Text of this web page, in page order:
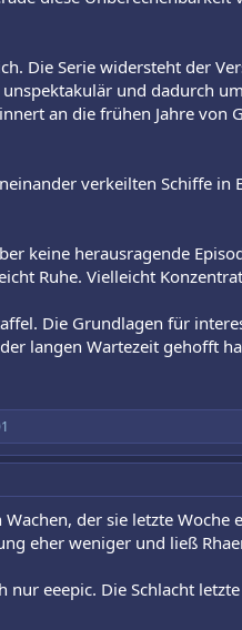
Die Serie widersteht der
und dadurch
an die frühen Jahre von
verkeilten Schiffe
keine herausragende
Ruhe. Vielleicht
Die Grundlagen für
langen Wartezeit gehofft
Wachen, der sie letzte
eher weniger und ließ
nur eeepic. Die Schlacht